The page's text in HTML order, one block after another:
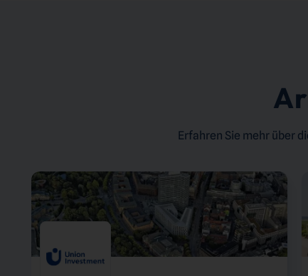
Erfahren Sie mehr über